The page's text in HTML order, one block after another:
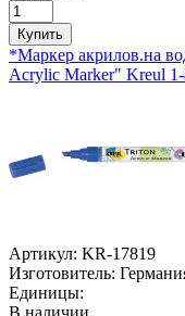
Купить
*Маркер акрилов.на
Acrylic Marker"
Артикул: KR-17819
Изготовитель:
Единицы:
В наличии